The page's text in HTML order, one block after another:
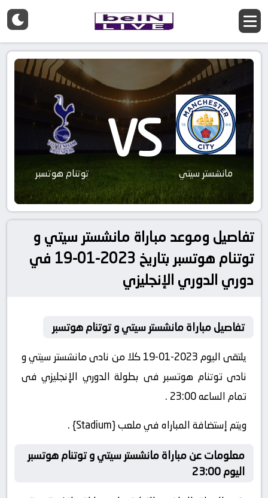
مانشستر سيتي VS توتنام هوتسبر
تفاصيل وموعد مباراة مانشستر سيتي و
توتنام هوتسبر بتاريخ 2023-01-19 في
دوري الدوري الإنجليزي
تفاصيل مباراة مانشستر سيتي و توتنام هوتسبر
يلتقى اليوم 2023-01-19 كلا من نادى مانشستر سيتي و
نادى توتنام هوتسبر فى بطولة الدوري الإنجليزي فى
تمام الساعه 23:00 .
ويتم إستضافة المباراه في ملعب {Stadium} .
معلومات عن مباراة مانشستر سيتي و توتنام هوتسبر
اليوم 23:00